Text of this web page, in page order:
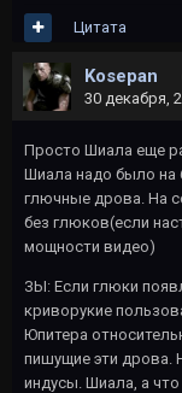
Цитата
Kosepan
30 декабря,
Просто Шиала еще
Шиала надо было на
глючные дрова. На
без глюков(если
мощности видео)
ЗЫ: Если глюки
криворукие
Юпитера
пишущие эти дрова.
индусы. Шиала, а